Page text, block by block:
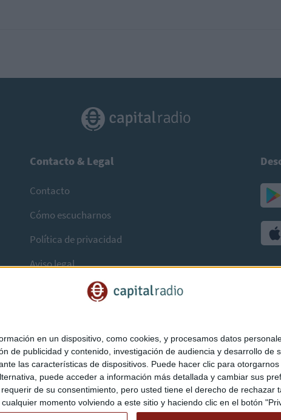
en un dispositivo, como cookies, y procesamos datos
de publicidad y contenido, investigación de audiencia y desarrollo de
las características de dispositivos. Puede hacer clic para
puede acceder a información más detallada y cambiar sus
de su consentimiento, pero usted tiene el derecho de
momento volviendo a este sitio y haciendo clic en el botón
Contacto & Legal
Contacto
Cómo escucharnos
Política de privacidad
Aviso legal